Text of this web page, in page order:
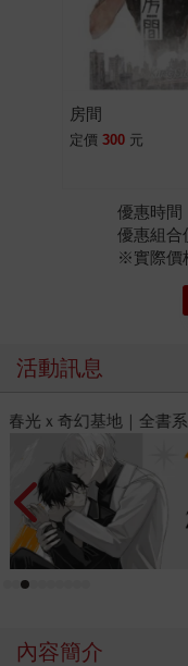
根本不在漫畫通路流
你所關心的主題，具
你的共鳴，並各自有
大量報導、時事議題
許多出版品甚至改編
紀錄了日本都市高中
的畫風、紮實而流暢
地在此清晰呈現。加
詩意描寫，讓此作品
除公認為岡崎京子本
所稱頌研究。 又例如
因同儕壓力，壓抑著
艾瑪，她的世界徹底
見的偏見，都用一種
能直擊內心最柔軟的
譽金棕櫚獎後，一路
匹柏讚譽為「本世紀
的高度俯瞰所有的視
以娛樂，針對不同的
房間
定價 300 元
優惠時間
優惠組合
※實際價
活動訊息
閱讀漫遊錄-2026上半
內容簡介